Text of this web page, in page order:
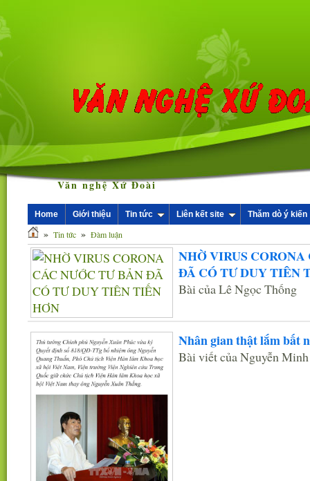
Văn nghệ Xứ Đoài
Home Giới thiệu Tin tức Liên kết site Thăm dò ý kiến
» Tin tức » Đàm luận
NHỜ VIRUS
ĐÃ CÓ TƯ DUY TIÊN
Bài của Lê Ngọc Thống
Nhân gian thật lắm bất
Bài viết của Nguyễn